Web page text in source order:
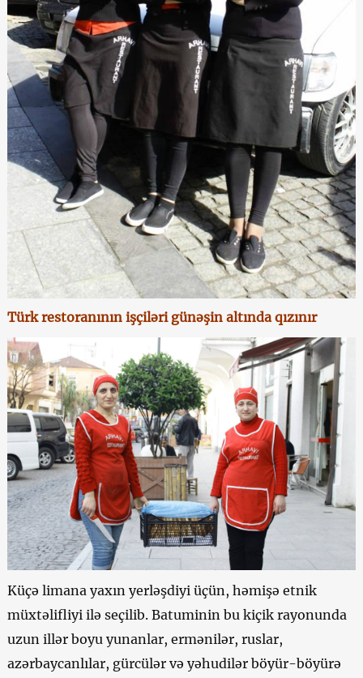
Türk restoranının işçiləri günəşin altında qızınır
Küçə limana yaxın yerləşdiyi üçün, həmişə etnik
müxtəlifliyi ilə seçilib. Batuminin bu kiçik rayonunda
uzun illər boyu yunanlar, ermənilər, ruslar,
azərbaycanlılar, gürcülər və yəhudilər böyür-böyürə